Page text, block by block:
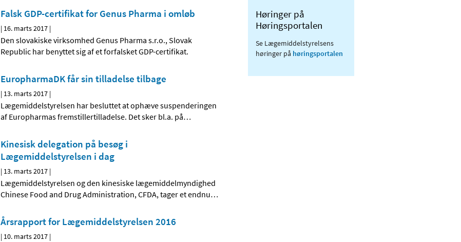
Falsk GDP-certifikat for Genus Pharma i omløb
| 16. marts 2017 |
Den slovakiske virksomhed Genus Pharma s.r.o., Slovak
Republic har benyttet sig af et forfalsket GDP-certifikat.
EuropharmaDK får sin tilladelse tilbage
| 13. marts 2017 |
Lægemiddelstyrelsen har besluttet at ophæve suspenderingen
af Europharmas fremstillertilladelse. Det sker bl.a. på…
Kinesisk delegation på besøg i
Lægemiddelstyrelsen i dag
| 13. marts 2017 |
Lægemiddelstyrelsen og den kinesiske lægemiddelmyndighed
Chinese Food and Drug Administration, CFDA, tager et endnu…
Årsrapport for Lægemiddelstyrelsen 2016
| 10. marts 2017 |
Høringer på
Høringsportalen
Se Lægemiddelstyrelsens
høringer på høringsportalen